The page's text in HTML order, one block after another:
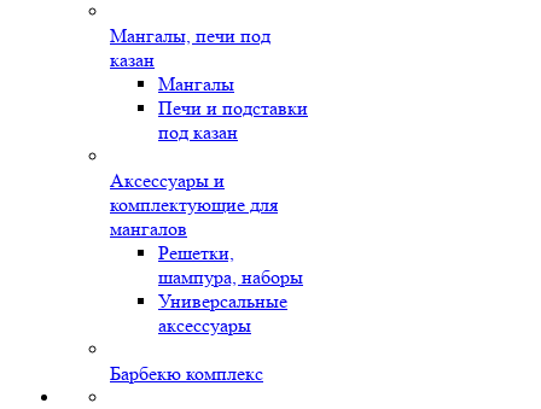
Мангалы, печи под
казан
Мангалы
Печи и подставки
под казан
Аксессуары и
комплектующие для
мангалов
Решетки,
шампура, наборы
Универсальные
аксессуары
Барбекю комплекс